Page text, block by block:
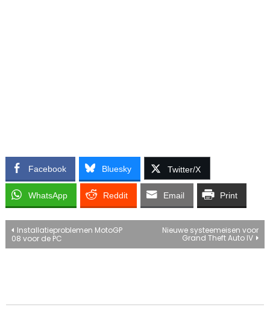
Facebook Bluesky Twitter/X
WhatsApp Reddit Email Print
Bericht
Installatieproblemen MotoGP
08 voor de PC
Nieuwe systeemeisen voor
Grand Theft Auto IV